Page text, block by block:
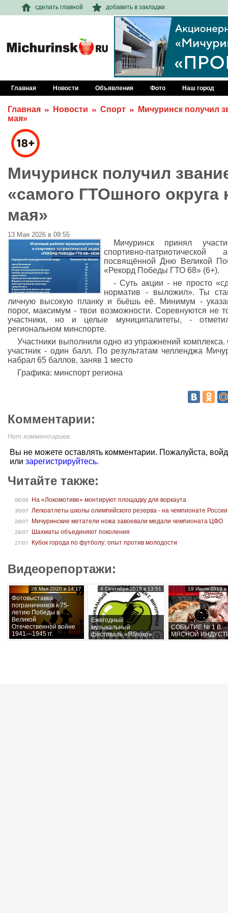
сделать главной добавить в закладки
Главная Новости Объявления Фото Наш город
Главная Новости Спорт
Мичуринск получил
мая»
Мичуринск получил
«самого ГТОшного округа
мая»
13 Мая 2026 в 09:55
Мичуринск принял
спортивно-патриотической
посвящённой Дню Великой
«Рекорд Победы ГТО 68» (6+).
- Суть акции - не просто
норматив - выложил». Ты
личную высокую планку и бьёшь её. Минимум -
порог, максимум - твои возможности. Соревнуются не
участники, но и целые муниципалитеты, -
региональном минспорте.
Участники выполнили одно из упражнений
участник - один балл. По результатам челленджа
набрал 65 баллов, заняв 1 место
Графика: минспорт региона
Комментарии:
Нет комментариев.
Вы не можете оставлять комментарии. Пожалуйста,
или зарегистрируйтесь.
Читайте также:
06/08 На «Локомотиве» монтируют площадку для воркаута
30/07 Легкоатлеты школы олимпийского резерва - на чемпионате России
28/07 Мичуринские метатели ножа завоевали медали чемпионата ЦФО
28/07 Шахматы объединяют поколения
27/07 Кубок города по футболу: опыт против молодости
Видеорепортажи:
Фотовыставка
пограничников к 75-
летию Победы в
Великой
Отечественной войне
1941—1945 гг.
26 Мая 2020 в 14:17
Ежегодный
музыкальный
фестиваль «Яблоко»
4 Сентября 2019 в 13:51
СОБЫТИЕ № 1 В
МЯСНОЙ
19 Июля 2019 в